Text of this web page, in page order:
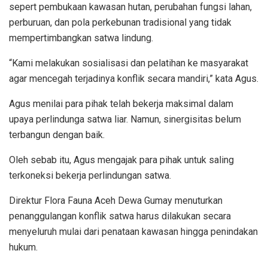
sepert pembukaan kawasan hutan, perubahan fungsi lahan,
perburuan, dan pola perkebunan tradisional yang tidak
mempertimbangkan satwa lindung.
“Kami melakukan sosialisasi dan pelatihan ke masyarakat
agar mencegah terjadinya konflik secara mandiri,” kata Agus.
Agus menilai para pihak telah bekerja maksimal dalam
upaya perlindunga satwa liar. Namun, sinergisitas belum
terbangun dengan baik.
Oleh sebab itu, Agus mengajak para pihak untuk saling
terkoneksi bekerja perlindungan satwa.
Direktur Flora Fauna Aceh Dewa Gumay menuturkan
penanggulangan konflik satwa harus dilakukan secara
menyeluruh mulai dari penataan kawasan hingga penindakan
hukum.